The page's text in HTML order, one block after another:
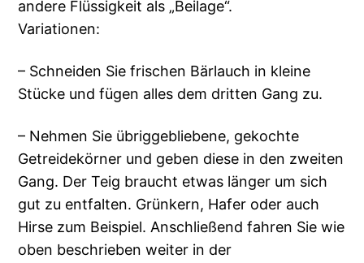
andere Flüssigkeit als „Beilage“.
Variationen:
– Schneiden Sie frischen Bärlauch in kleine
Stücke und fügen alles dem dritten Gang zu.
– Nehmen Sie übriggebliebene, gekochte
Getreidekörner und geben diese in den zweiten
Gang. Der Teig braucht etwas länger um sich
gut zu entfalten. Grünkern, Hafer oder auch
Hirse zum Beispiel. Anschließend fahren Sie wie
oben beschrieben weiter in der